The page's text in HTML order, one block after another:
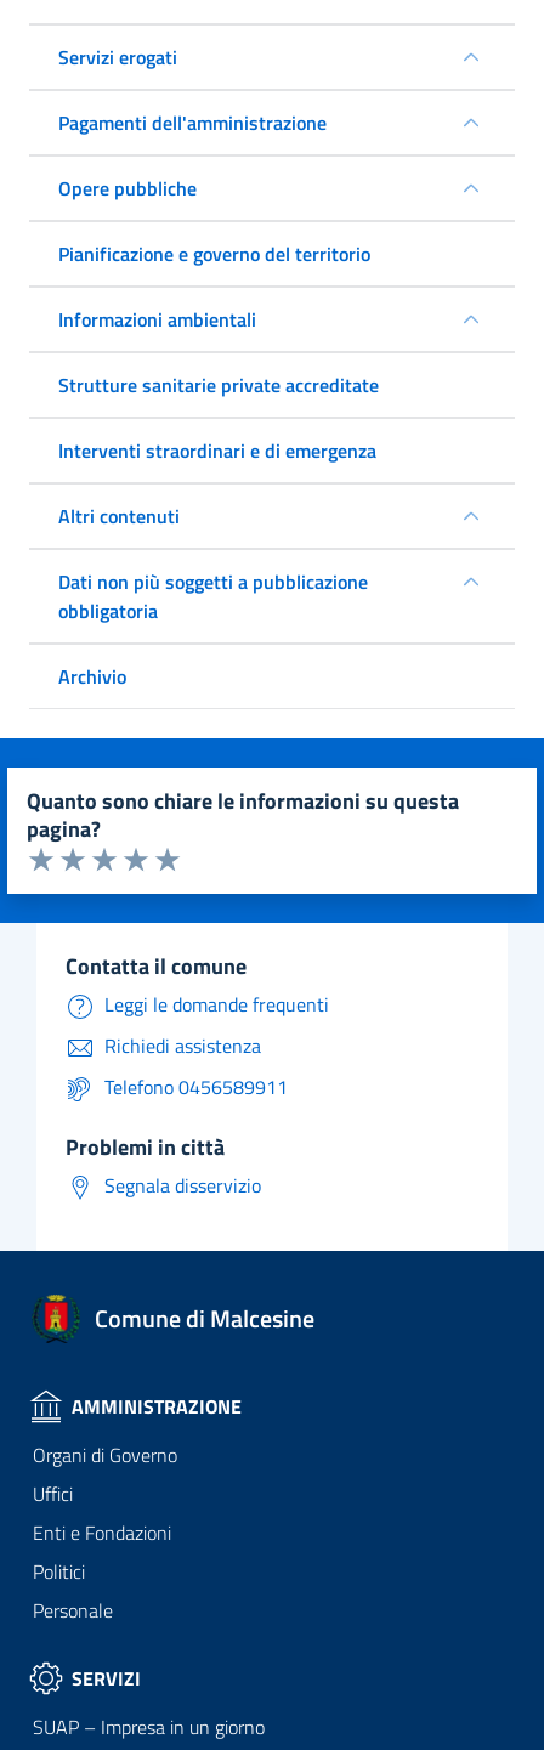
Servizi erogati
Pagamenti dell'amministrazione
Opere pubbliche
Pianificazione e governo del territorio
Informazioni ambientali
Strutture sanitarie private accreditate
Interventi straordinari e di emergenza
Altri contenuti
Dati non più soggetti a pubblicazione
obbligatoria
Archivio
quanto sono chiare le informazioni su questa
pagina?
Valuta da 1 a 5 stelle la pagina
Valuta 5 stelle su 5
Valuta 4 stelle su 5
Valuta 3 stelle su 5
Valuta 2 stelle su 5
Valuta 1 stelle su 5
contatta il comune
Leggi le domande frequenti
Richiedi assistenza
Telefono 0456589911
problemi in città
Segnala disservizio
Comune di Malcesine
AMMINISTRAZIONE
Organi di Governo
Uffici
Enti e Fondazioni
Politici
Personale
SERVIZI
SUAP – Impresa in un giorno